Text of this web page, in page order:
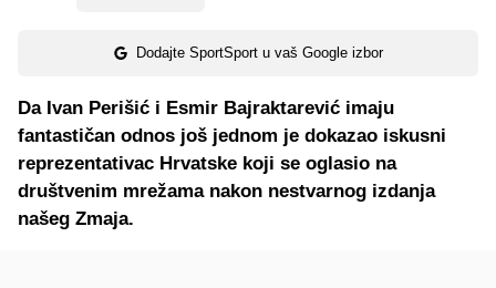
Dodajte SportSport u vaš Google izbor
Da Ivan Perišić i Esmir Bajraktarević imaju
fantastičan odnos još jednom je dokazao iskusni
reprezentativac Hrvatske koji se oglasio na
društvenim mrežama nakon nestvarnog izdanja
našeg Zmaja.